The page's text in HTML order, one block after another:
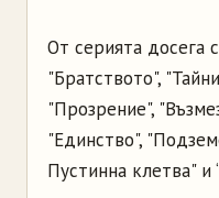
От серията досега
"Братството",
"Прозрение",
"Единство",
Пустинна клетва" и